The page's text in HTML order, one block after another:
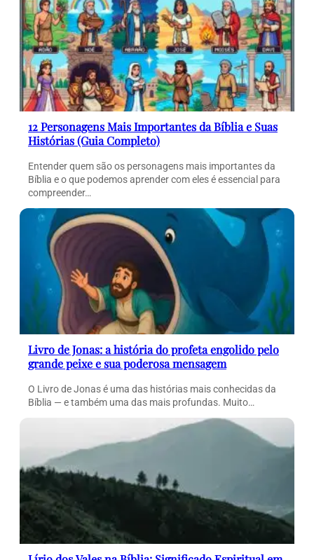
12 Personagens Mais Importantes da Bíblia e Suas
Histórias (Guia Completo)
Entender quem são os personagens mais importantes da
Bíblia e o que podemos aprender com eles é essencial para
compreender…
Livro de Jonas: a história do profeta engolido pelo
grande peixe e sua poderosa mensagem
O Livro de Jonas é uma das histórias mais conhecidas da
Bíblia — e também uma das mais profundas. Muito…